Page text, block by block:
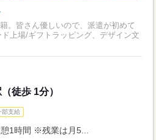
。皆さん優しいので、派遣が初めて
徒歩 1分）
部支給
1時間 ※残業は月5...